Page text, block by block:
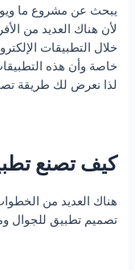
يبحث عن مشروع ما
خلال التطبيقات
خاصة وأن هذه
لذا نعرض لك طريقة
كيف تصنع
تصميم تطبيق للجوال